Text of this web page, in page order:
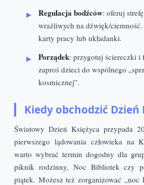
Regulacja bodźców: oferuj
wrażliwych na dźwięk/
karty pracy lub układanki.
Porządek: przygotuj ściereczki i
zaproś dzieci do wspólnego
kosmicznej”.
Kiedy obchodzić Dzień
Światowy Dzień Księżyca przypada
pierwszego lądowania człowieka na
warto wybrać termin dogodny dla
piknik rodzinny, Noc Bibliotek czy
piątek. Możesz też zorganizować „noc